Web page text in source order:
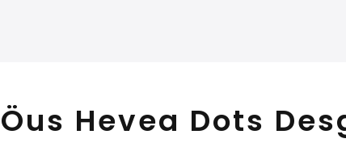
Öus Hevea Dots